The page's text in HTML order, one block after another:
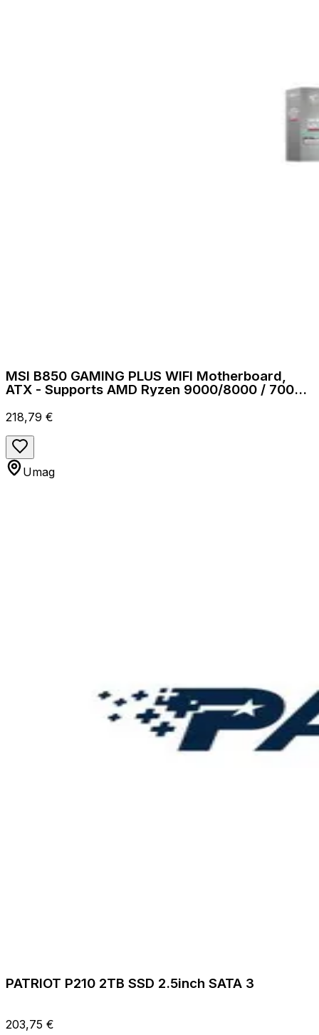
MSI B850 GAMING PLUS WIFI Motherboard,
ATX - Supports AMD Ryzen 9000/8000 / 7000
218,79 €
Umag
PATRIOT P210 2TB SSD 2.5inch SATA 3
203,75 €